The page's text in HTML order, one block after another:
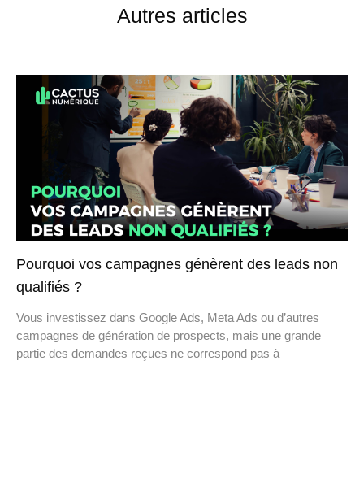
Autres articles
Pourquoi vos campagnes génèrent des leads non
qualifiés ?
Vous investissez dans Google Ads, Meta Ads ou d’autres
campagnes de génération de prospects, mais une grande
partie des demandes reçues ne correspond pas à